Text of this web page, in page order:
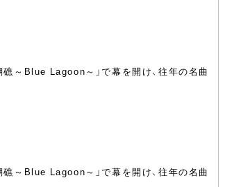
～Blue Lagoon～」で幕を開け、往年の名曲
～Blue Lagoon～」で幕を開け、往年の名曲